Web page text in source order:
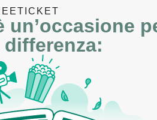
un’occasione
differenza: